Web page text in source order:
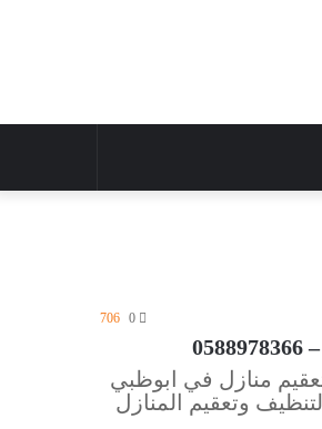
0
706
منازل في ابوظبي
وتعقيم المنازل